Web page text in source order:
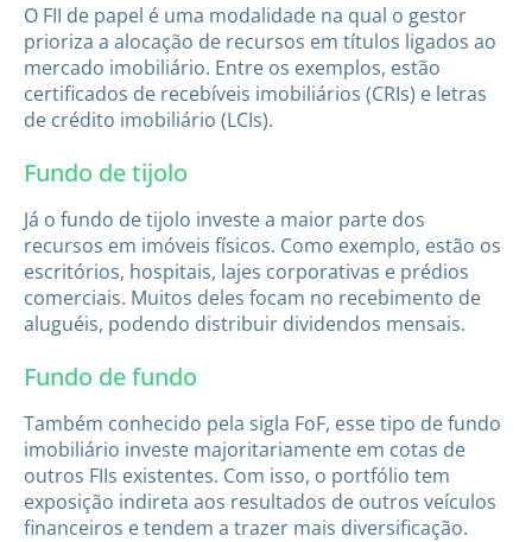
O FII de papel é uma modalidade na qual o gestor
prioriza a alocação de recursos em títulos ligados ao
mercado imobiliário. Entre os exemplos, estão
certificados de recebíveis imobiliários (CRIs) e letras
de crédito imobiliário (LCIs).
Fundo de tijolo
Já o fundo de tijolo investe a maior parte dos
recursos em imóveis físicos. Como exemplo, estão os
escritórios, hospitais, lajes corporativas e prédios
comerciais. Muitos deles focam no recebimento de
aluguéis, podendo distribuir dividendos mensais.
Fundo de fundo
Também conhecido pela sigla FoF, esse tipo de fundo
imobiliário investe majoritariamente em cotas de
outros FIIs existentes. Com isso, o portfólio tem
exposição indireta aos resultados de outros veículos
financeiros e tendem a trazer mais diversificação.